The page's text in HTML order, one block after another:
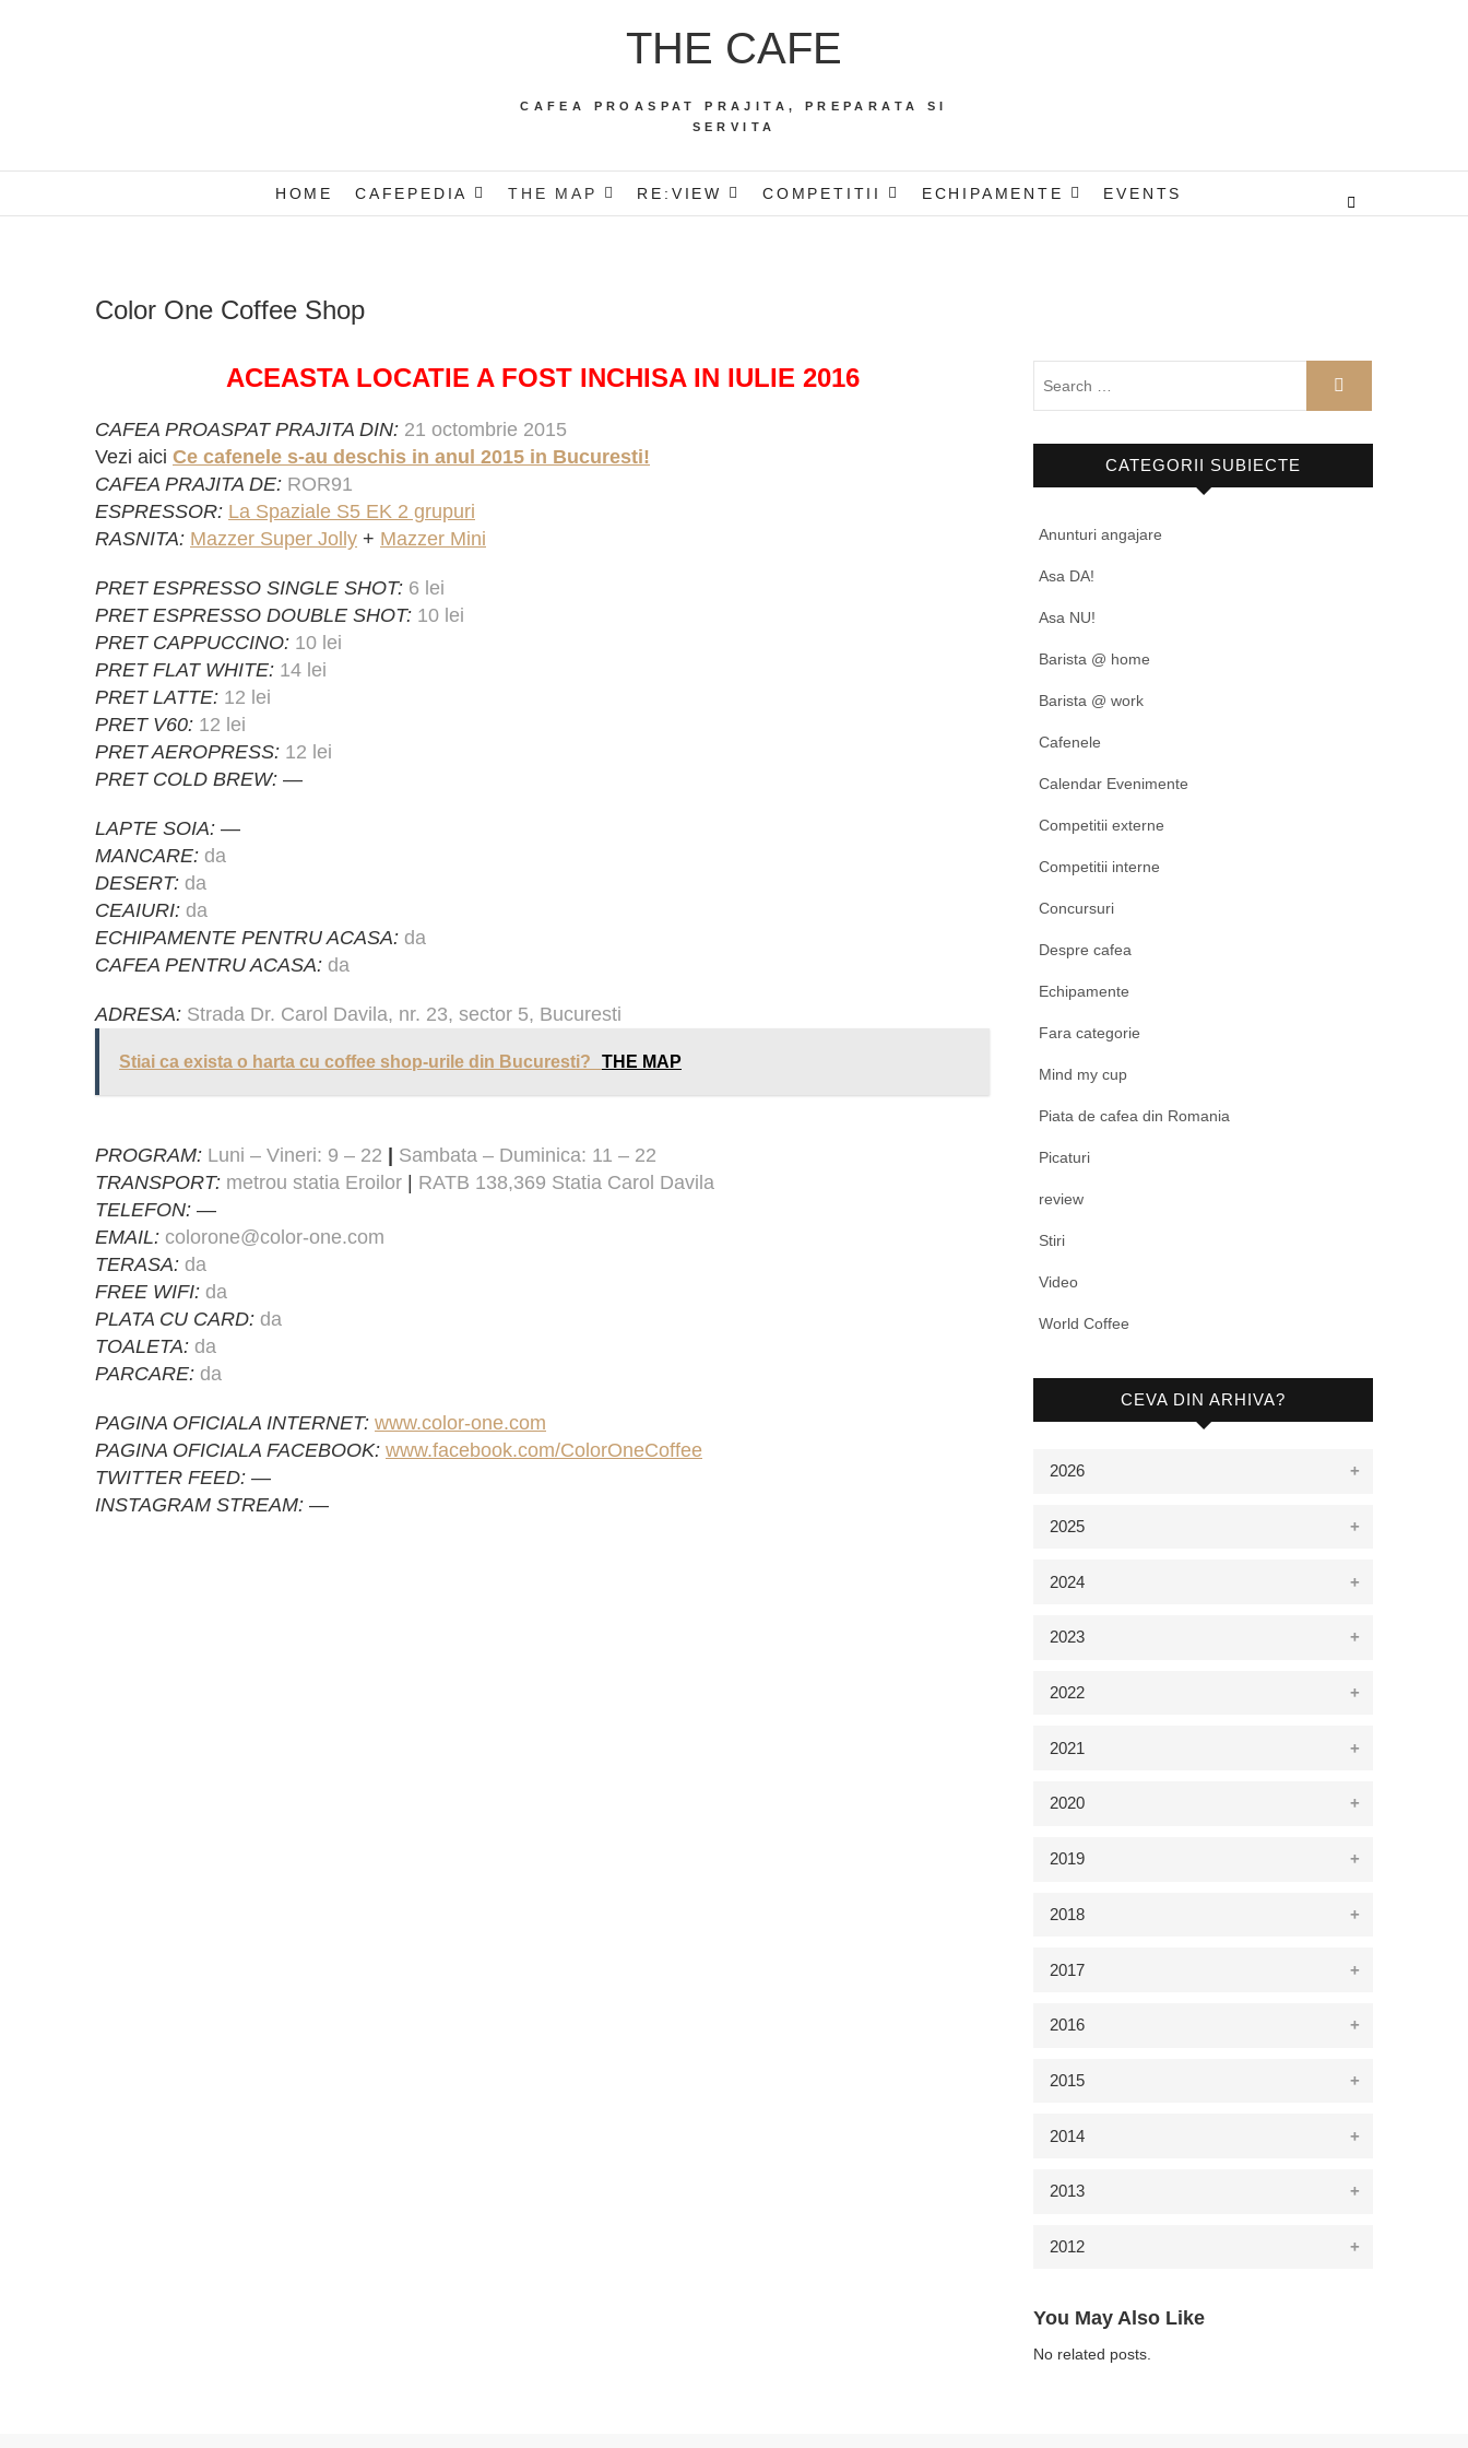
THE CAFE
CAFEA PROASPAT PRAJITA, PREPARATA SI
SERVITA
HOME CAFEPEDIA THE MAP RE:VIEW COMPETITII ECHIPAMENTE EVENTS
Color One Coffee Shop
ACEASTA LOCATIE A FOST INCHISA IN IULIE 2016
CAFEA PROASPAT PRAJITA DIN: 21 octombrie 2015
Vezi aici Ce cafenele s-au deschis in anul 2015 in Bucuresti!
CAFEA PRAJITA DE: ROR91
ESPRESSOR: La Spaziale S5 EK 2 grupuri
RASNITA: Mazzer Super Jolly + Mazzer Mini
PRET ESPRESSO SINGLE SHOT: 6 lei
PRET ESPRESSO DOUBLE SHOT: 10 lei
PRET CAPPUCCINO: 10 lei
PRET FLAT WHITE: 14 lei
PRET LATTE: 12 lei
PRET V60: 12 lei
PRET AEROPRESS: 12 lei
PRET COLD BREW: —
LAPTE SOIA: —
MANCARE: da
DESERT: da
CEAIURI: da
ECHIPAMENTE PENTRU ACASA: da
CAFEA PENTRU ACASA: da
ADRESA: Strada Dr. Carol Davila, nr. 23, sector 5, Bucuresti
Stiai ca exista o harta cu coffee shop-urile din Bucuresti? THE MAP
PROGRAM: Luni – Vineri: 9 – 22
Sambata – Duminica: 11 – 22
TRANSPORT: metrou statia Eroilor
RATB 138,369 Statia Carol Davila
TELEFON: —
EMAIL: colorone@color-one.com
TERASA: da
FREE WIFI: da
PLATA CU CARD: da
TOALETA: da
PARCARE: da
PAGINA OFICIALA INTERNET: www.color-one.com
PAGINA OFICIALA FACEBOOK: www.facebook.com/ColorOneCoffee
TWITTER FEED: —
INSTAGRAM STREAM: —
CATEGORII SUBIECTE
Anunturi angajare
Asa DA!
Asa NU!
Barista @ home
Barista @ work
Cafenele
Calendar Evenimente
Competitii externe
Competitii interne
Concursuri
Despre cafea
Echipamente
Fara categorie
Mind my cup
Piata de cafea din Romania
Picaturi
review
Stiri
Video
World Coffee
CEVA DIN ARHIVA?
2026
2025
2024
2023
2022
2021
2020
2019
2018
2017
2016
2015
2014
2013
2012
You May Also Like
No related posts.